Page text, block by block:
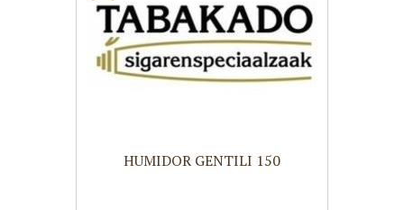
HUMIDOR GENTILI 150